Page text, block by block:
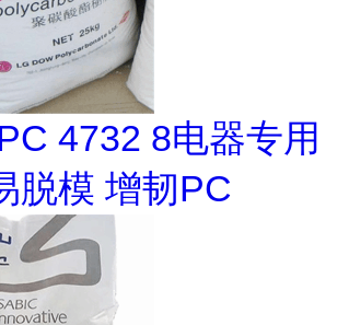
4732 8电器专用
脱模 增韧PC